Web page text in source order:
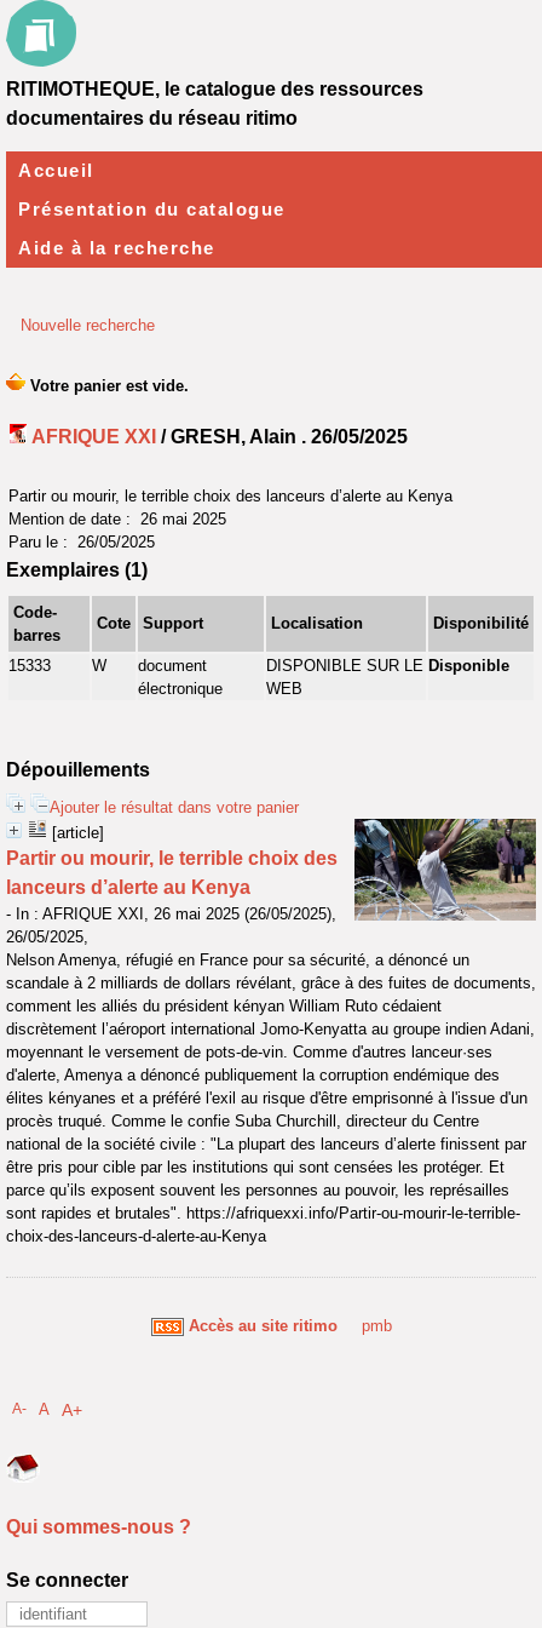
Nouvelle recherche
AFRIQUE XXI / GRESH, Alain . 26/05/2025
Partir ou mourir, le terrible choix des lanceurs d’alerte au Kenya
Mention de date : 26 mai 2025
Paru le : 26/05/2025
Exemplaires (1)
Code-
barres
Cote Support Localisation Disponibilité
15333 W
document
électronique
DISPONIBLE SUR LE
WEB
Disponible
Dépouillements
Ajouter le résultat dans votre panier
[article]
Partir ou mourir, le terrible choix des
lanceurs d’alerte au Kenya
- In : AFRIQUE XXI, 26 mai 2025 (26/05/2025),
26/05/2025,
Nelson Amenya, réfugié en France pour sa sécurité, a dénoncé un
scandale à 2 milliards de dollars révélant, grâce à des fuites de documents,
comment les alliés du président kényan William Ruto cédaient
discrètement l’aéroport international Jomo-Kenyatta au groupe indien Adani,
moyennant le versement de pots-de-vin. Comme d'autres lanceur·ses
d'alerte, Amenya a dénoncé publiquement la corruption endémique des
élites kényanes et a préféré l'exil au risque d'être emprisonné à l'issue d'un
procès truqué. Comme le confie Suba Churchill, directeur du Centre
national de la société civile : "La plupart des lanceurs d’alerte finissent par
être pris pour cible par les institutions qui sont censées les protéger. Et
parce qu’ils exposent souvent les personnes au pouvoir, les représailles
sont rapides et brutales". https://afriquexxi.info/Partir-ou-mourir-le-terrible-
choix-des-lanceurs-d-alerte-au-Kenya
Accès au site ritimo pmb
RITIMOTHEQUE, le catalogue des ressources
documentaires du réseau ritimo
Accueil
Présentation du catalogue
Aide à la recherche
A- A A+
Qui sommes-nous ?
Se connecter